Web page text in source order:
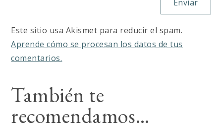
Este sitio usa Akismet para reducir el spam.
Aprende cómo se procesan los datos de tus
comentarios.
También te
recomendamos…